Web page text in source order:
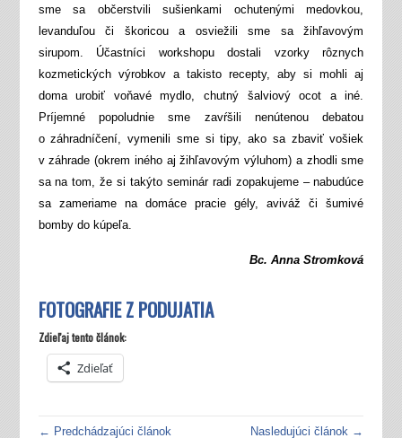
sme sa občerstvili sušienkami ochutenými medovkou,
levanduľou či škoricou a osviežili sme sa žihľavovým
sirupom. Účastníci workshopu dostali vzorky rôznych
kozmetických výrobkov a takisto recepty, aby si mohli aj
doma urobiť voňavé mydlo, chutný šalviový ocot a iné.
Príjemné popoludnie sme zavŕšili nenútenou debatou
o záhradníčení, vymenili sme si tipy, ako sa zbaviť vošiek
v záhrade (okrem iného aj žihľavovým výluhom) a zhodli sme
sa na tom, že si takýto seminár radi zopakujeme – nabudúce
sa zameriame na domáce pracie gély, aviváž či šumivé
bomby do kúpeľa.
Bc. Anna Stromková
FOTOGRAFIE Z PODUJATIA
Zdieľaj tento článok:
Zdieľať
← Predchádzajúci článok Nasledujúci článok →